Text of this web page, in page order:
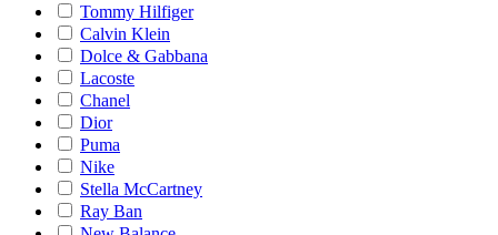
Tommy Hilfiger
Calvin Klein
Dolce & Gabbana
Lacoste
Chanel
Dior
Puma
Nike
Stella McCartney
Ray Ban